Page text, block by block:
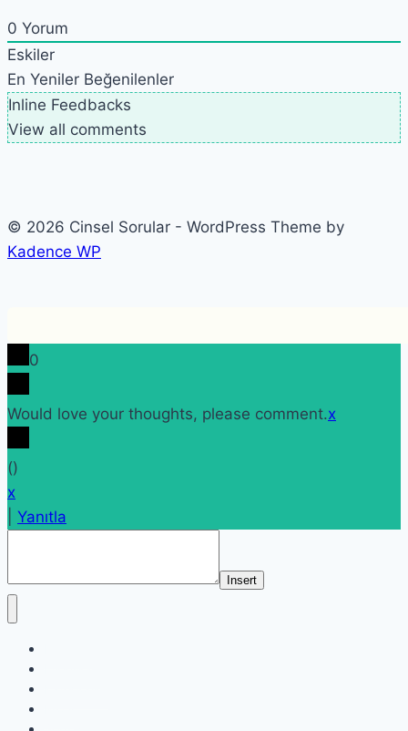
0 Yorum
Eskiler
En Yeniler Beğenilenler
Inline Feedbacks
View all comments
© 2026 Cinsel Sorular - WordPress Theme by
Kadence WP
0
Would love your thoughts, please comment.x
()
x
Yanıtla
Insert